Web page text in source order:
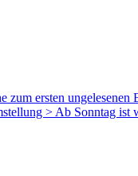
> Ab Sonntag ist